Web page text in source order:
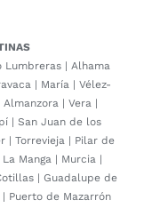
Lumbreras| Alhama
| María | Vélez-
Almanzora | Vera |
| San Juan de los
| Torrevieja| Pilar de
La Manga| Murcia|
| Guadalupe de
Puerto de Mazarrón